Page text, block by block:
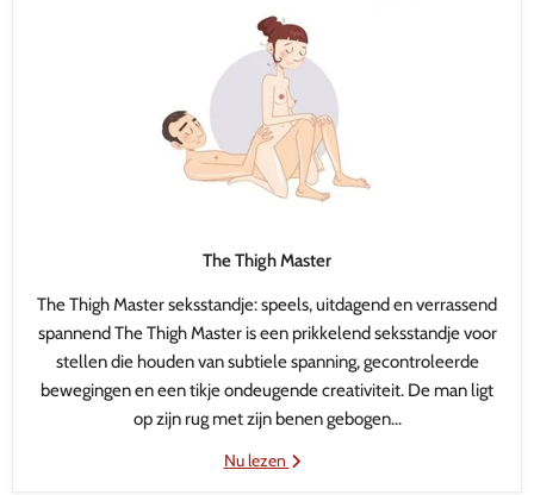
The Thigh Master
The Thigh Master seksstandje: speels, uitdagend en verrassend
spannend The Thigh Master is een prikkelend seksstandje voor
stellen die houden van subtiele spanning, gecontroleerde
bewegingen en een tikje ondeugende creativiteit. De man ligt
op zijn rug met zijn benen gebogen...
Nu lezen